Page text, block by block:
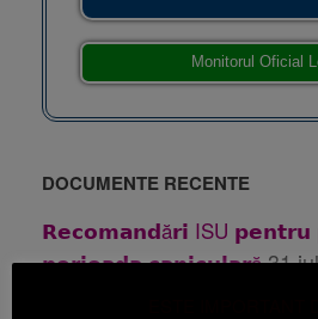
Monitorul Oficial
DOCUMENTE RECENTE
𝗥𝗲𝗰𝗼𝗺𝗮𝗻𝗱ă𝗿𝗶 ISU 𝗽𝗲𝗻𝘁𝗿𝘂
𝗽𝗲𝗿𝗶𝗼𝗮𝗱𝗮 𝗰𝗮𝗻𝗶𝗰𝘂𝗹𝗮𝗿ă 31